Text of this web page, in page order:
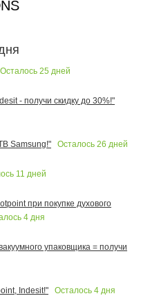
Осталось 25 дней
- получи скидку до 30%!"
Samsung!"
Осталось 26 дней
11 дней
при покупке духового
4 дня
упаковщика = получи
Indesit!"
Осталось 4 дня